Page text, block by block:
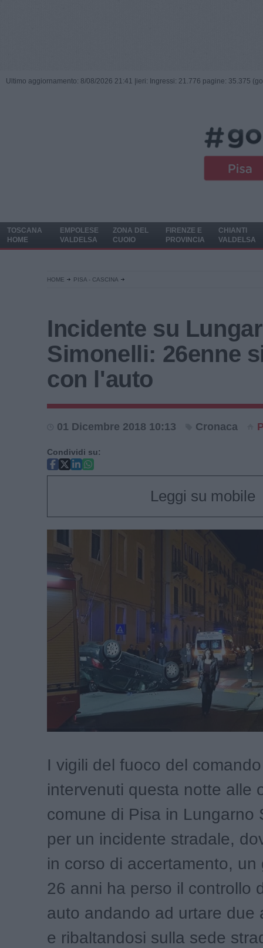
Ultimo aggiornamento: 8/08/2026 21:41 | ieri: Ingressi: 21.776 pagine: 35.375
TOSCANA
HOME
EMPOLESE
VALDELSA
ZONA DEL
CUOIO
FIRENZE E
PROVINCIA
CHIANTI
VALDELSA
HOME PISA - CASCINA
Incidente su
Simonelli: 26enne
con l'auto
01 Dicembre 2018 10:13 Cronaca
Condividi su:
Leggi su mobile
I vigili del fuoco del
intervenuti questa notte alle
comune di Pisa in Lungarno
per un incidente stradale,
in corso di accertamento, un
26 anni ha perso il controllo
auto andando ad urtare due
e ribaltandosi sulla sede